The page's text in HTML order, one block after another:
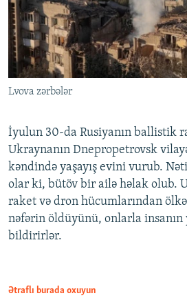
Lvova zərbələr
İyulun 30-da Rusiyanın ballistik
Ukraynanın Dnepropetrovsk
kəndində yaşayış evini vurub.
olar ki, bütöv bir ailə həlak olub.
raket və dron hücumlarından ölkə
nəfərin öldüyünü, onlarla insanın
bildirirlər.
Ətraflı burada oxuyun